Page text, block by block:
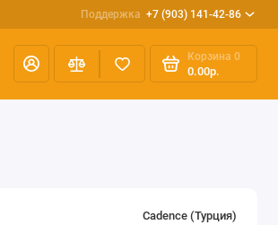
Поддержка +7 (903) 141-42-86
Корзина 0
0.00р.
Cadence (Турция)